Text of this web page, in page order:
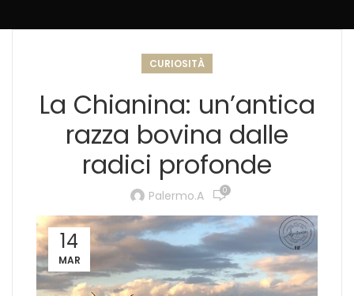
CURIOSITÀ
La Chianina: un’antica
razza bovina dalle
radici profonde
Palermo.a 0
14
MAR